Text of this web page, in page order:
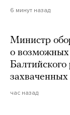
6 минут назад
Министр
о возможных
час назад